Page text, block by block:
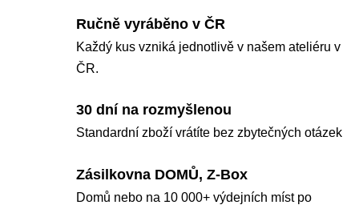
Ručně vyráběno v ČR
Každý kus vzniká jednotlivě v našem ateliéru v
ČR.
30 dní na rozmyšlenou
Standardní zboží vrátíte bez zbytečných otázek
Zásilkovna DOMŮ, Z-Box
Domů nebo na 10 000+ výdejních míst po